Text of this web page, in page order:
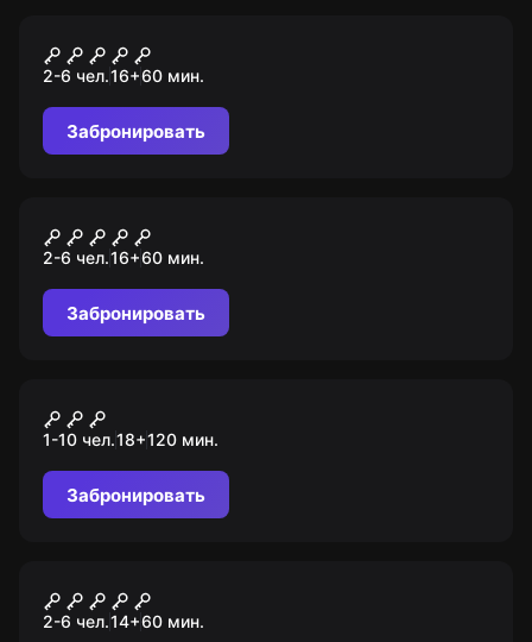
Зловещий номер 1408
2-6 чел.16+60 мин.
Забронировать
Тайны Чернобыля
2-6 чел.16+60 мин.
Забронировать
Шейкер квиз
1-10 чел.18+120 мин.
Забронировать
Джуманджи
2-6 чел.14+60 мин.